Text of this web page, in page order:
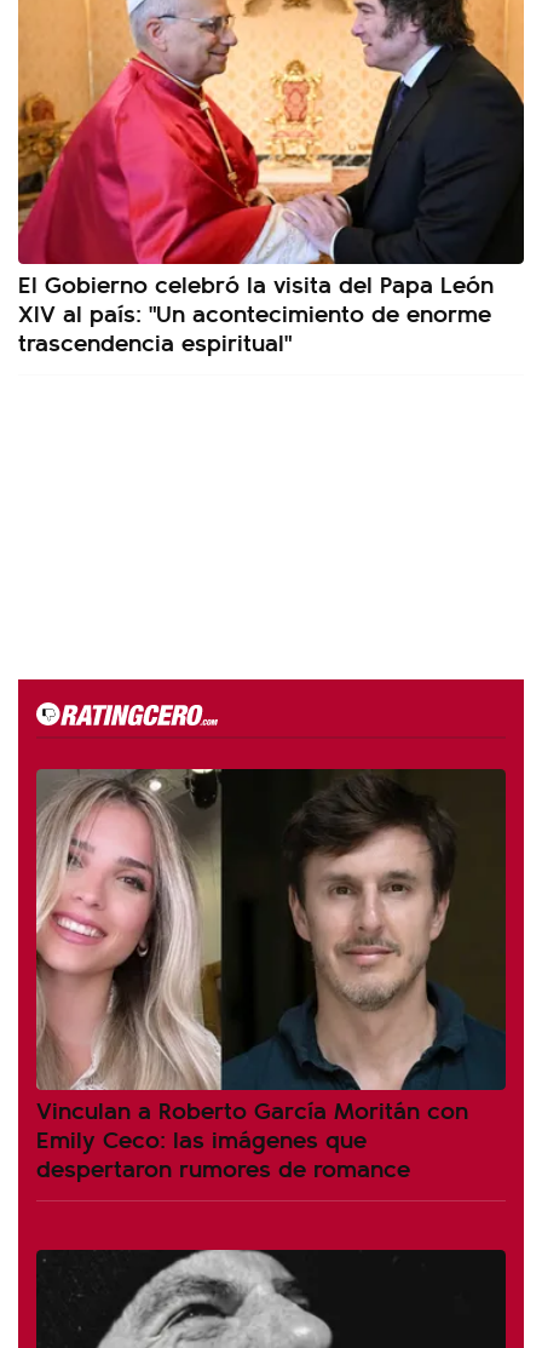
El Gobierno celebró la visita del Papa León
XIV al país: "Un acontecimiento de enorme
trascendencia espiritual"
Vinculan a Roberto García Moritán con
Emily Ceco: las imágenes que
despertaron rumores de romance